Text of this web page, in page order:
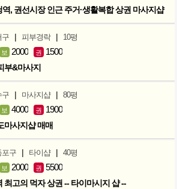
역, 권선시장 인근 주거·생활복합 상권 마사지샵
구 | 피부경락 | 10평
보 2000 권 1500
부&마사지
구 | 마사지샵 | 80평
보 4000 권 1900
마사지샵 매매
포구 | 타이샵 | 40평
보 2000 권 5500
최고의 먹자 상권 -- 타이마시지 샵 --